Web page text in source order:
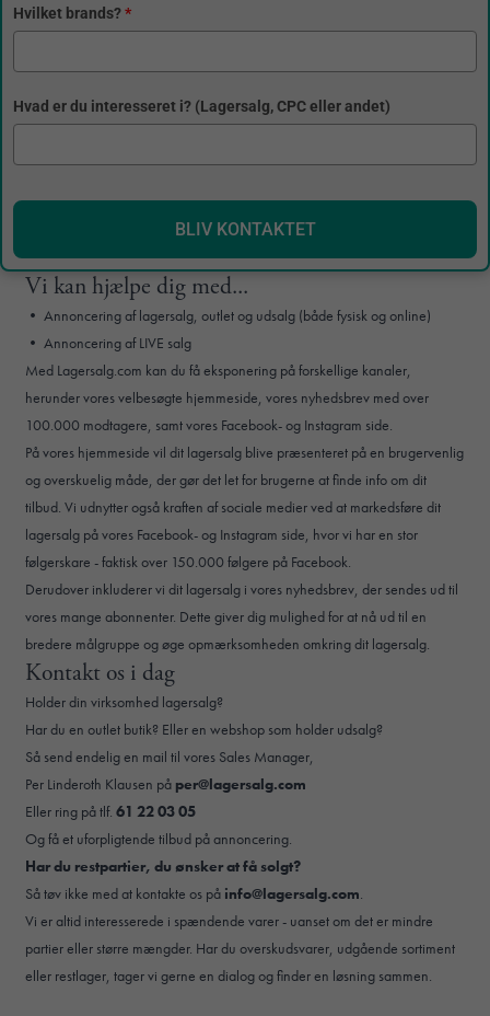
Hvilket brands?*
Hvad er du interesseret i? (Lagersalg, CPC eller andet)
BLIV KONTAKTET
Vi kan hjælpe dig med...
•Annoncering af lagersalg, outlet og udsalg (både fysisk og online)
•Annoncering af LIVE salg
Med Lagersalg.com kan du få eksponering på forskellige kanaler,
herunder vores velbesøgte hjemmeside, vores nyhedsbrev med over
100.000 modtagere, samt vores Facebook- og Instagram side.
På vores hjemmeside vil dit lagersalg blive præsenteret på en brugervenlig
og overskuelig måde, der gør det let for brugerne at finde info om dit
tilbud. Vi udnytter også kraften af sociale medier ved at markedsføre dit
lagersalg på vores Facebook- og Instagram side, hvor vi har en stor
følgerskare - faktisk over 150.000 følgere på Facebook.
Derudover inkluderer vi dit lagersalg i vores nyhedsbrev, der sendes ud til
vores mange abonnenter. Dette giver dig mulighed for at nå ud til en
bredere målgruppe og øge opmærksomheden omkring dit lagersalg.
Kontakt os i dag
Holder din virksomhed lagersalg?
Har du en outlet butik? Eller en webshop som holder udsalg?
Så send endelig en mail til vores Sales Manager,
Per Linderoth Klausen på per@lagersalg.com
Eller ring på tlf.61 22 03 05
Og få et uforpligtende tilbud på annoncering.
Har du restpartier, du ønsker at få solgt?
Så tøv ikke med at kontakte os på info@lagersalg.com.
Vi er altid interesserede i spændende varer - uanset om det er mindre
partier eller større mængder. Har du overskudsvarer, udgående sortiment
eller restlager, tager vi gerne en dialog og finder en løsning sammen.